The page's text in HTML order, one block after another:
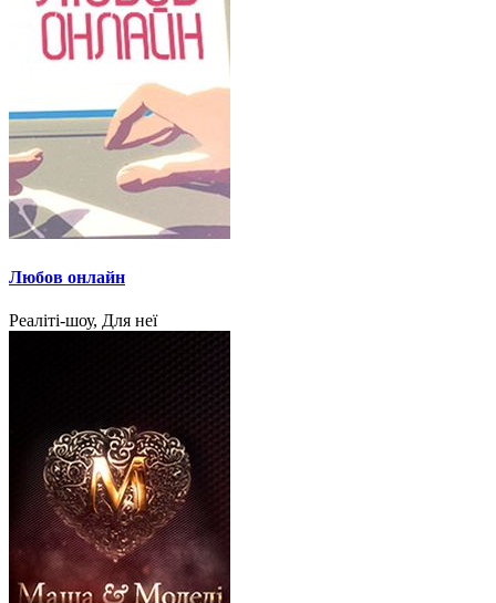
Любов онлайн
Реаліті-шоу, Для неї